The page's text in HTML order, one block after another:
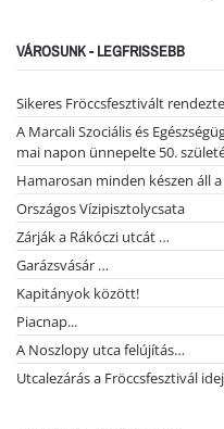
VÁROSUNK - LEGFRISSEBB
Sikeres Fröccsfesztivált
A Marcali Szociális és
mai napon ünnepelte 50.
Hamarosan minden készen áll
Országos Vízipisztolycsata
Zárják a Rákóczi utcát …
Garázsvásár …
Kapitányok között!
Piacnap...
A Noszlopy utca felújítás…
Utcalezárás a Fröccsfesztivál